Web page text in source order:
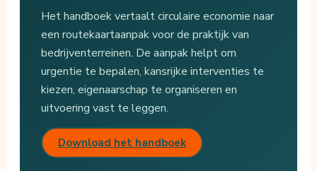
Het handboek vertaalt circulaire economie naar
een routekaartaanpak voor de praktijk van
bedrijventerreinen. De aanpak helpt om
urgentie te bepalen, kansrijke interventies te
kiezen, eigenaarschap te organiseren en
uitvoering vast te leggen.
Download het handboek